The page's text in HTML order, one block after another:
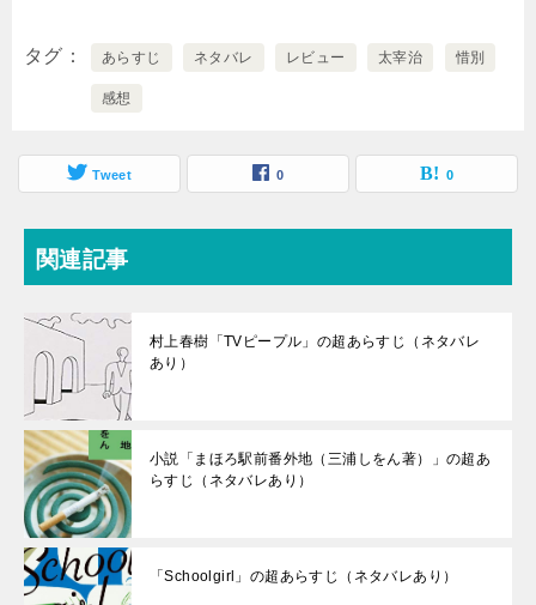
タグ あらすじ ネタバレ レビュー 太宰治 惜別
感想
Tweet 0 0
関連記事
村上春樹「TVピープル」の超あらすじ（ネタバレ
あり）
小説「まほろ駅前番外地（三浦しをん著）」の超あ
らすじ（ネタバレあり）
「Schoolgirl」の超あらすじ（ネタバレあり）